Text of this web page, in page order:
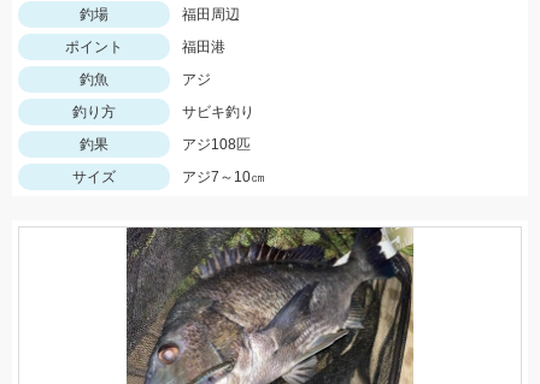
釣場
福田周辺
ポイント
福田港
釣魚
アジ
釣り方
サビキ釣り
釣果
アジ108匹
サイズ
アジ7～10㎝